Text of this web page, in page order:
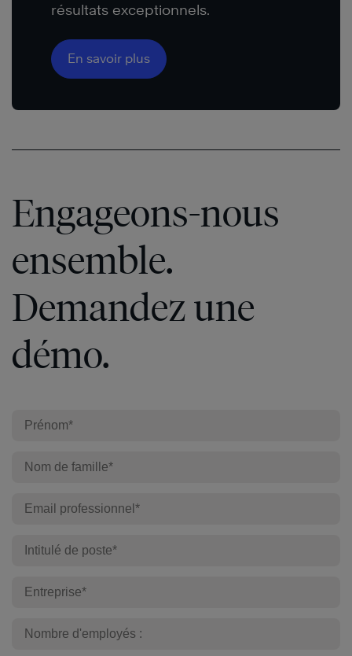
résultats exceptionnels.
En savoir plus
Engageons-nous
ensemble.
Demandez une
démo.